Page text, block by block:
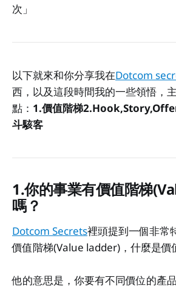
次」
以下就來和你分享我在Dotcom
西，以及這段時間我的一些領悟，
點： 1.價值階梯
斗駭客
1.你的事業有價值階梯
嗎？
Dotcom Secrets裡頭提到一個非常
價值階梯(Value ladder)，什麼是價
他的意思是，你要有不同價位的產